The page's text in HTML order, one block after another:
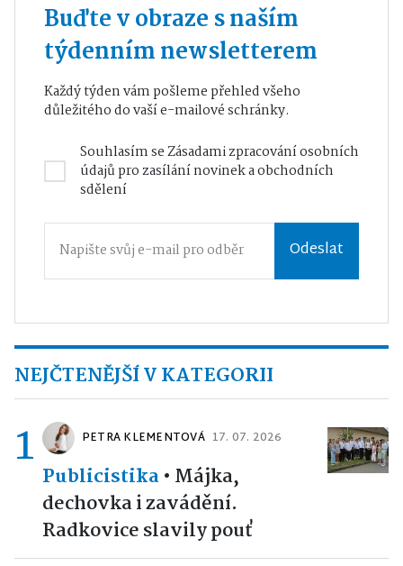
Buďte v obraze s naším
týdenním newsletterem
Každý týden vám pošleme přehled všeho
důležitého do vaší e-mailové schránky.
Souhlasím seZásadami zpracování osobních
údajůpro zasílání novinek a obchodních
sdělení
Odeslat
NEJČTENĚJŠÍ V KATEGORII
1 PETRA KLEMENTOVÁ 17. 07. 2026
Publicistika• Májka,
dechovka i zavádění.
Radkovice slavily pouť